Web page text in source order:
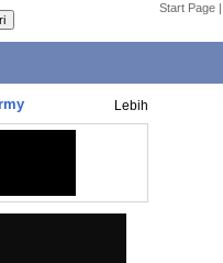
Start Page |
Lebih